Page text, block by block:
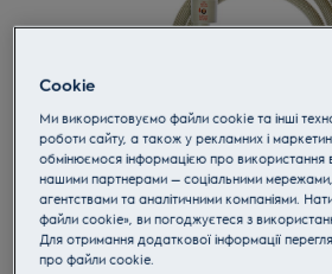
Tap to zoom
Cookie
Ми використовуємо файли cookie та інші
роботи сайту, а також у рекламних і
обмінюємося інформацією про
нашими партнерами — соціальними
агентствами та аналітичними компаніями.
файли cookie», ви погоджуєтеся з
Для отримання додаткової інформації
прo файли cookie.